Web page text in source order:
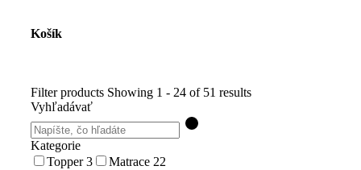
Košík
Filter products Showing 1 - 24 of 51 results
Vyhľadávať
Kategorie
Topper3 Matrace 22